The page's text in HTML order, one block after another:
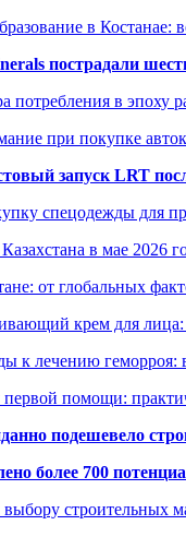
в Костанае:
пострадали
потребления в эпоху
при покупке
запуск LRT
спецодежды для
в мае 2026
от глобальных
крем для
к лечению геморроя:
первой помощи:
подешевело
более 700
строительных